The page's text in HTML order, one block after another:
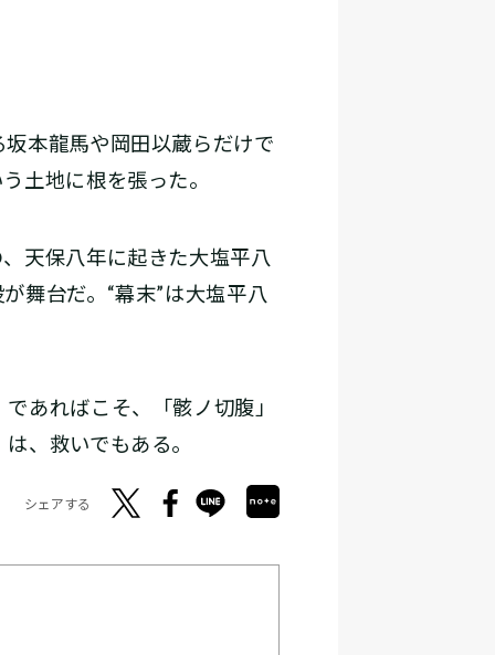
本龍馬や岡田以蔵らだけで
土地に根を張った。
天保八年に起きた大塩平八
舞台だ。“幕末”は大塩平八
あればこそ、「骸ノ切腹」
、救いでもある。
シェアする